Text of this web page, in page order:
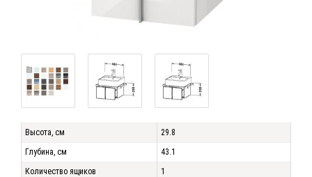
Высота, см
29.8
Глубина, см
43.1
Количество ящиков
1